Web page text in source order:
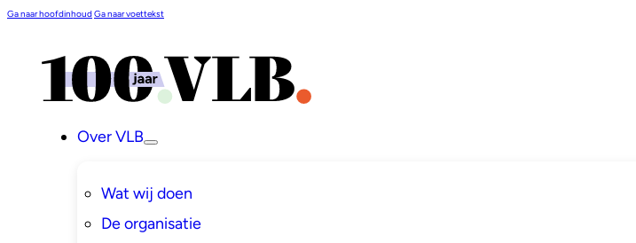
Ga naar hoofdinhoudGa naar voettekst
Over VLB
Wat wij doen
De organisatie